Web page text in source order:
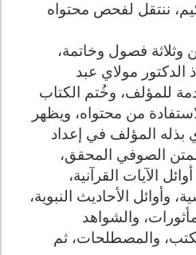
ننتقل لفحص محتواه
فصول وخاتمة،
الدكتور مولاي عبد
للمؤلف، وخُتم الكتاب
من محتواه، ويظهر
بذله المؤلف في إعداد
الصوفي المحقق،
الآيات القرآنية،
وأوائل الأحاديث النبوية،
والشواهد
والمصطلحات، ثم